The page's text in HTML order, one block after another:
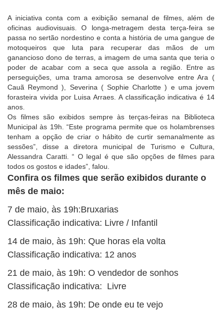
A iniciativa conta com a exibição semanal de filmes, além de
oficinas audiovisuais. O longa-metragem desta terça-feira se
passa no sertão nordestino e conta a história de uma gangue de
motoqueiros que luta para recuperar das mãos de um
ganancioso dono de terras, a imagem de uma santa que teria o
poder de acabar com a seca que assola a região. Entre as
perseguições, uma trama amorosa se desenvolve entre Ara (
Cauã Reymond ), Severina ( Sophie Charlotte ) e uma jovem
forasteira vivida por Luisa Arraes. A classificação indicativa é 14
anos.
Os filmes são exibidos sempre às terças-feiras na Biblioteca
Municipal às 19h. “Este programa permite que os holambrenses
tenham a opção de criar o hábito de curtir semanalmente as
sessões”, disse a diretora municipal de Turismo e Cultura,
Alessandra Caratti. “ O legal é que são opções de filmes para
todos os gostos e idades”, falou.
Confira os filmes que serão exibidos durante o
mês de maio:
7 de maio, às 19h:Bruxarias
Classificação indicativa: Livre / Infantil
14 de maio, às 19h: Que horas ela volta
Classificação indicativa: 12 anos
21 de maio, às 19h: O vendedor de sonhos
Classificação indicativa: Livre
28 de maio, às 19h: De onde eu te vejo